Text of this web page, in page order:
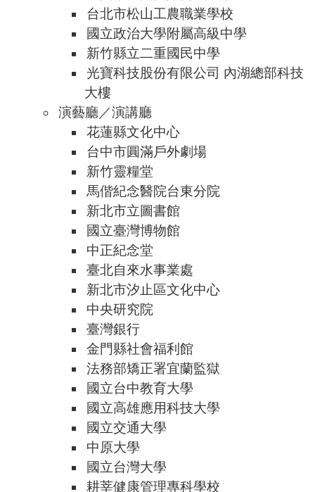
台北市松山工農職業學校
國立政治大學附屬高級中學
新竹縣立二重國民中學
光寶科技股份有限公司 內湖總部科技
大樓
演藝廳／演講廳
花蓮縣文化中心
台中市圓滿戶外劇場
新竹靈糧堂
馬偕紀念醫院台東分院
新北市立圖書館
國立臺灣博物館
中正紀念堂
臺北自來水事業處
新北市汐止區文化中心
中央研究院
臺灣銀行
金門縣社會福利館
法務部矯正署宜蘭監獄
國立台中教育大學
國立高雄應用科技大學
國立交通大學
中原大學
國立台灣大學
耕莘健康管理專科學校